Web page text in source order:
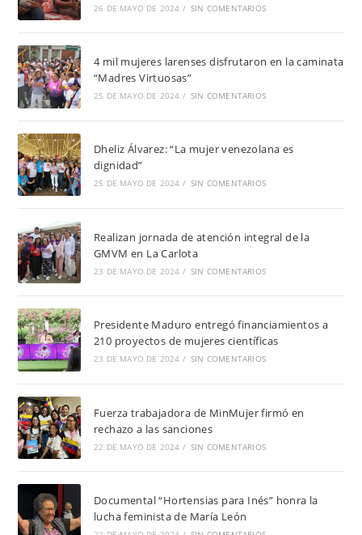
26 DE MAYO DE 2024 / SIN COMENTARIOS
4 mil mujeres larenses disfrutaron en la caminata
“Madres Virtuosas”
25 DE MAYO DE 2024 / SIN COMENTARIOS
Dheliz Álvarez: “La mujer venezolana es
dignidad”
25 DE MAYO DE 2024 / SIN COMENTARIOS
Realizan jornada de atención integral de la
GMVM en La Carlota
23 DE MAYO DE 2024 / SIN COMENTARIOS
Presidente Maduro entregó financiamientos a
210 proyectos de mujeres científicas
23 DE MAYO DE 2024 / SIN COMENTARIOS
Fuerza trabajadora de MinMujer firmó en
rechazo a las sanciones
22 DE MAYO DE 2024 / SIN COMENTARIOS
Documental “Hortensias para Inés” honra la
lucha feminista de María León